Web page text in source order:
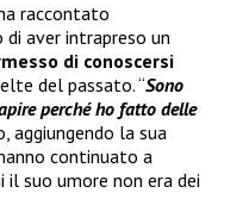
raccontato
di aver intrapreso un
di conoscersi
del passato. “Sono
perché ho fatto delle
aggiungendo la sua
continuato a
il suo umore non era dei